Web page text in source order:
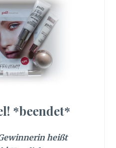
*beendet*
heißt